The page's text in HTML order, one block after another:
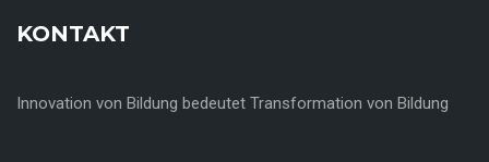
KONTAKT
Innovation von Bildung bedeutet Transformation von Bildung